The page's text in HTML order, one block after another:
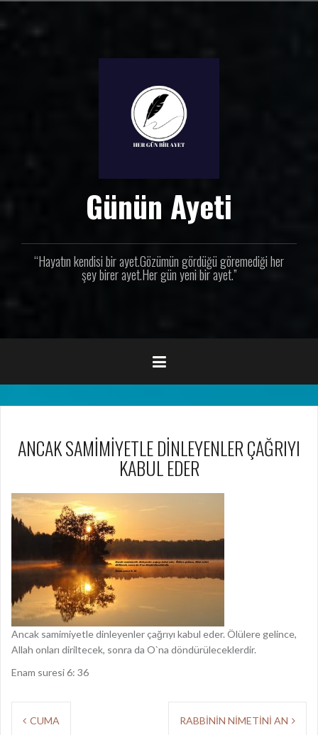
Günün Ayeti
“Hayatın kendisi bir ayet.Gözümün gördüğü göremediği her
şey birer ayet.Her gün yeni bir ayet.”
ANCAK SAMİMİYETLE DİNLEYENLER ÇAĞRIYI
KABUL EDER
Ancak samimiyetle dinleyenler çağrıyı kabul eder. Ölülere gelince,
Allah onları diriltecek, sonra da O`na döndürüleceklerdir.
Enam suresi 6: 36
CUMA RABBİNİN NİMETİNİ AN